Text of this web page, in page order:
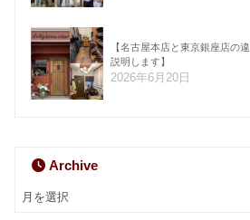
【名古屋本店と東京銀座店の
説明します】
2026年6月20日
Archive